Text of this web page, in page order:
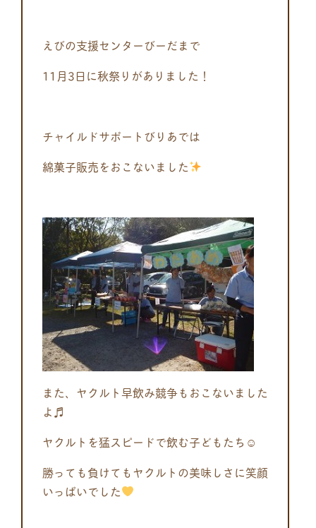
えびの支援センターびーだまで
11月3日に秋祭りがありました！
チャイルドサポートびりあでは
綿菓子販売をおこないました
また、ヤクルト早飲み競争もおこないました
よ♬
ヤクルトを猛スピードで飲む子どもたち☺
勝っても負けてもヤクルトの美味しさに笑顔
いっぱいでした